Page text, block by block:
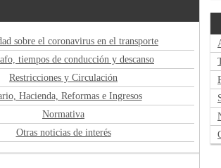
sobre el coronavirus en el transporte
tiempos de conducción y descanso
Restricciones y Circulación
Hacienda, Reformas e Ingresos
Normativa
Otras noticias de interés